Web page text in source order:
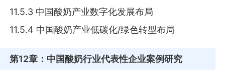
11.5.3 中国酸奶产业数字化发展布局
11.5.4 中国酸奶产业低碳化/绿色转型布局
第12章 ：中国酸奶行业代表性企业案例研究